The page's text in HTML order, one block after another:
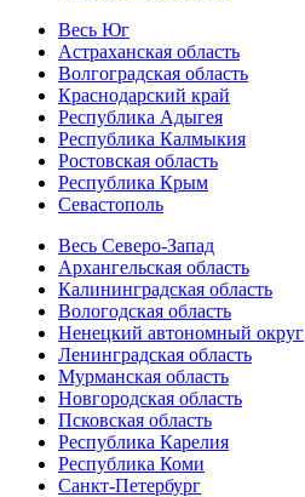
Весь Юг
Астраханская область
Волгоградская область
Краснодарский край
Республика Адыгея
Республика Калмыкия
Ростовская область
Республика Крым
Севастополь
Весь Северо-Запад
Архангельская область
Калининградская область
Вологодская область
Ненецкий автономный округ
Ленинградская область
Мурманская область
Новгородская область
Псковская область
Республика Карелия
Республика Коми
Санкт-Петербург